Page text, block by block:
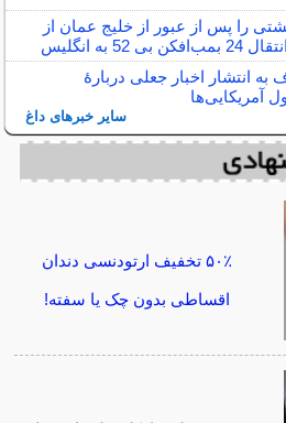
را پس از عبور از خلیج عمان از
52 به انگلیس
به انتشار اخبار جعلی دربارهٔ
آمریکایی‌ها
سایر خبرهای داغ
۵۰٪ تخفیف ارتودنسی دندان
اقساطی بدون چک یا سفته!